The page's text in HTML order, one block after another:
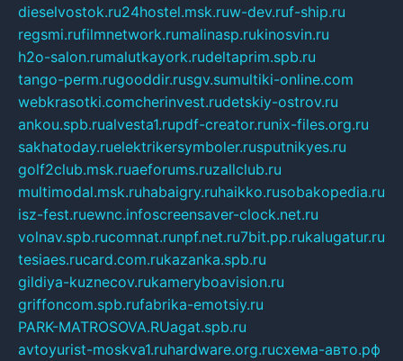
dieselvostok.ru24hostel.msk.ruw-dev.ruf-ship.ru
regsmi.rufilmnetwork.rumalinasp.rukinosvin.ru
h2o-salon.rumalutkayork.rudeltaprim.spb.ru
tango-perm.rugooddir.rusgv.sumultiki-online.com
webkrasotki.comcherinvest.rudetskiy-ostrov.ru
ankou.spb.rualvesta1.rupdf-creator.runix-files.org.ru
sakhatoday.ruelektrikersymboler.rusputnikyes.ru
golf2club.msk.ruaeforums.ruzallclub.ru
multimodal.msk.ruhabaigry.ruhaikko.rusobakopedia.ru
isz-fest.ruewnc.infoscreensaver-clock.net.ru
volnav.spb.rucomnat.runpf.net.ru7bit.pp.rukalugatur.ru
tesiaes.rucard.com.rukazanka.spb.ru
gildiya-kuznecov.rukameryboavision.ru
griffoncom.spb.rufabrika-emotsiy.ru
PARK-MATROSOVA.RUagat.spb.ru
avtoyurist-moskva1.ruhardware.org.ruсхема-авто.рф